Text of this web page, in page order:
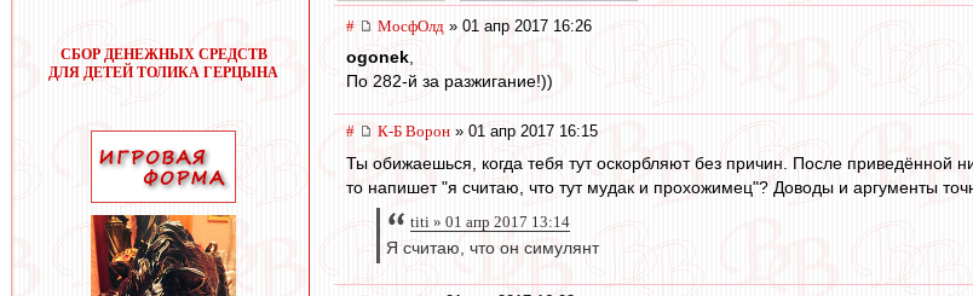
СБОР ДЕНЕЖНЫХ СРЕДСТВ
ДЛЯ ДЕТЕЙ ТОЛИКА ГЕРЦЫНА
# МосфОлд » 01 апр 2017 16:26
ogonek,
По 282-й за разжигание!))
# К-Б Ворон » 01 апр 2017 16:15
Ты обижаешься, когда тебя тут оскорбляют без причин. После
то напишет "я считаю, что тут мудак и прохожимец"? Доводы и аргументы
titi » 01 апр 2017 13:14
Я считаю, что он симулянт